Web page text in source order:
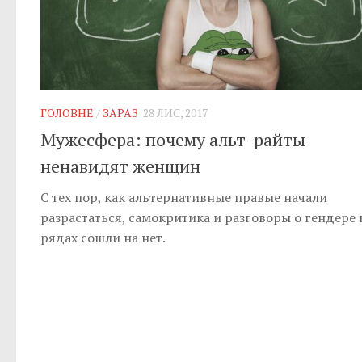
ГОЛОВНЕ / ЗАРАЗ 28 ЛИС, 2017
Мужесфера: почему альт-райты
ненавидят женщин
С тех пор, как альтернативные правые начали
разрастаться, самокритика и разговоры о гендере
рядах сошли на нет.